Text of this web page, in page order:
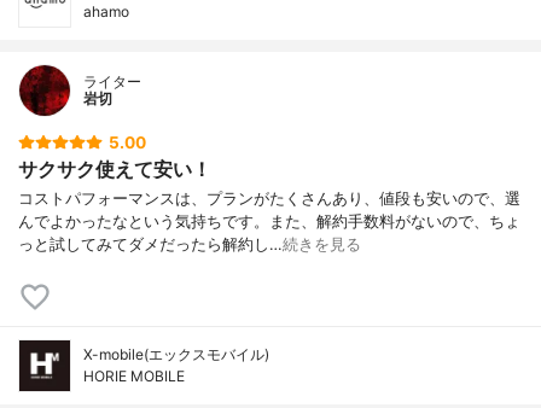
ahamo
ライター
岩切
5.00
サクサク使えて安い！
コストパフォーマンスは、プランがたくさんあり、値段も安いので、選
んでよかったなという気持ちです。また、解約手数料がないので、ちょ
っと試してみてダメだったら解約し…続きを見る
X-mobile(エックスモバイル)
HORIE MOBILE